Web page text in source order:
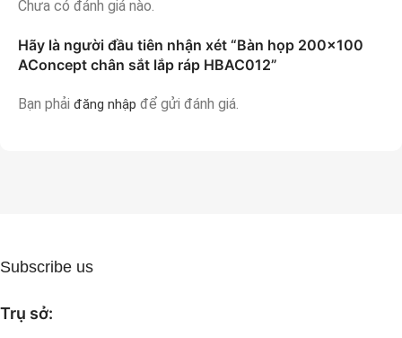
Chưa có đánh giá nào.
Hãy là người đầu tiên nhận xét “Bàn họp 200×100
AConcept chân sắt lắp ráp HBAC012”
Bạn phải đăng nhập để gửi đánh giá.
Subscribe us
Trụ sở: